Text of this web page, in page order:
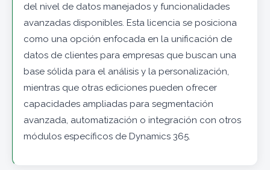
del nivel de datos manejados y funcionalidades
avanzadas disponibles. Esta licencia se posiciona
como una opción enfocada en la unificación de
datos de clientes para empresas que buscan una
base sólida para el análisis y la personalización,
mientras que otras ediciones pueden ofrecer
capacidades ampliadas para segmentación
avanzada, automatización o integración con otros
módulos específicos de Dynamics 365.